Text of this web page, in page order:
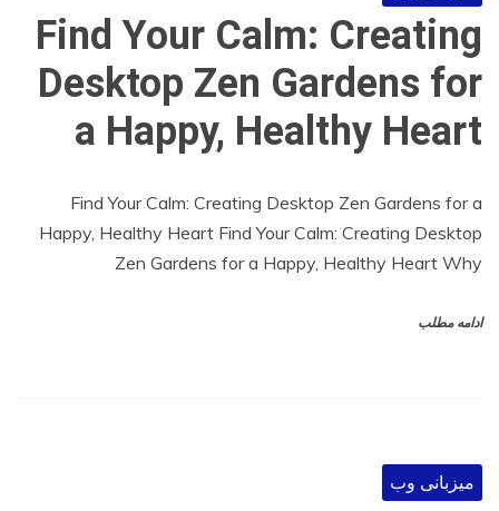
Find Your Calm: Creating
Desktop Zen Gardens for
a Happy, Healthy Heart
Find Your Calm: Creating Desktop Zen Gardens for a
Happy, Healthy Heart Find Your Calm: Creating Desktop
Zen Gardens for a Happy, Healthy Heart Why
ادامه مطلب
میزبانی وب